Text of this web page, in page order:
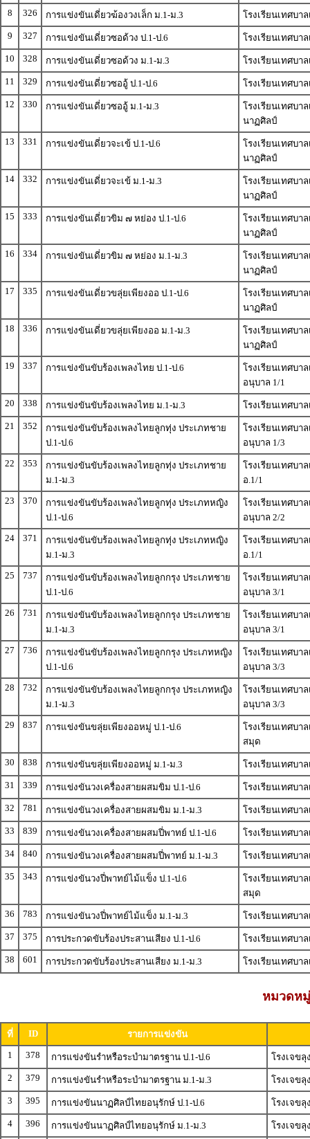
8 326 การแข่งขันเดี่ยวฆ้องวงเล็ก ม.1-ม.3
โรงเรียนเทศบา
9
327 การแข่งขันเดี่ยวซอด้วง ป.1-ป.6
โรงเรียนเทศบา
10
328 การแข่งขันเดี่ยวซอด้วง ม.1-ม.3
โรงเรียนเทศบา
11
329 การแข่งขันเดี่ยวซออู้ ป.1-ป.6
โรงเรียนเทศบา
12
330 การแข่งขันเดี่ยวซออู้ ม.1-ม.3
โรงเรียนเทศบา
นาฏศิลป์
13
331 การแข่งขันเดี่ยวจะเข้ ป.1-ป.6
โรงเรียนเทศบา
นาฏศิลป์
14
332 การแข่งขันเดี่ยวจะเข้ ม.1-ม.3
โรงเรียนเทศบา
นาฏศิลป์
15
333 การแข่งขันเดี่ยวขิม ๗ หย่อง ป.1-ป.6
โรงเรียนเทศบา
นาฏศิลป์
16
334 การแข่งขันเดี่ยวขิม ๗ หย่อง ม.1-ม.3
โรงเรียนเทศบา
นาฏศิลป์
17
335 การแข่งขันเดี่ยวขลุ่ยเพียงออ ป.1-ป.6
โรงเรียนเทศบา
นาฏศิลป์
18
336 การแข่งขันเดี่ยวขลุ่ยเพียงออ ม.1-ม.3
โรงเรียนเทศบา
นาฏศิลป์
19
337 การแข่งขันขับร้องเพลงไทย ป.1-ป.6
โรงเรียนเทศบา
อนุบาล 1/1
20
338 การแข่งขันขับร้องเพลงไทย ม.1-ม.3
โรงเรียนเทศบา
21
352
การแข่งขันขับร้องเพลงไทยลูกทุ่ง ประเภทชาย
ป.1-ป.6
โรงเรียนเทศบา
อนุบาล 1/3
22
353
การแข่งขันขับร้องเพลงไทยลูกทุ่ง ประเภทชาย
ม.1-ม.3
โรงเรียนเทศบา
อ.1/1
23
370
การแข่งขันขับร้องเพลงไทยลูกทุ่ง ประเภทหญิง
ป.1-ป.6
โรงเรียนเทศบา
อนุบาล 2/2
24
371
การแข่งขันขับร้องเพลงไทยลูกทุ่ง ประเภทหญิง
ม.1-ม.3
โรงเรียนเทศบา
อ.1/1
25
737
การแข่งขันขับร้องเพลงไทยลูกกรุง ประเภทชาย
ป.1-ป.6
โรงเรียนเทศบา
อนุบาล 3/1
26
731
การแข่งขันขับร้องเพลงไทยลูกกรุง ประเภทชาย
ม.1-ม.3
โรงเรียนเทศบา
อนุบาล 3/1
27
736
การแข่งขันขับร้องเพลงไทยลูกกรุง ประเภทหญิง
ป.1-ป.6
โรงเรียนเทศบา
อนุบาล 3/3
28
732
การแข่งขันขับร้องเพลงไทยลูกกรุง ประเภทหญิง
ม.1-ม.3
โรงเรียนเทศบา
อนุบาล 3/3
29
837 การแข่งขันขลุ่ยเพียงออหมู่ ป.1-ป.6
โรงเรียนเทศบา
สมุด
30
838 การแข่งขันขลุ่ยเพียงออหมู่ ม.1-ม.3
โรงเรียนเทศบา
31
339 การแข่งขันวงเครื่องสายผสมขิม ป.1-ป.6
โรงเรียนเทศบา
32
781 การแข่งขันวงเครื่องสายผสมขิม ม.1-ม.3
โรงเรียนเทศบา
33
839 การแข่งขันวงเครื่องสายผสมปี่พาทย์ ป.1-ป.6
โรงเรียนเทศบา
34
840 การแข่งขันวงเครื่องสายผสมปี่พาทย์ ม.1-ม.3
โรงเรียนเทศบา
35
343 การแข่งขันวงปี่พาทย์ไม้แข็ง ป.1-ป.6
โรงเรียนเทศบา
สมุด
36
783 การแข่งขันวงปี่พาทย์ไม้แข็ง ม.1-ม.3
โรงเรียนเทศบา
37
375 การประกวดขับร้องประสานเสียง ป.1-ป.6
โรงเรียนเทศบา
38
601 การประกวดขับร้องประสานเสียง ม.1-ม.3 โรงเรียนเทศบา
หมวดห
ที่ ID
รายการแข่งขัน
1
378 การแข่งขันรำหรือระบำมาตรฐาน ป.1-ป.6
โรงเจขลุ
2
379 การแข่งขันรำหรือระบำมาตรฐาน ม.1-ม.3
โรงเจขลุ
3
395 การแข่งขันนาฏศิลป์ไทยอนุรักษ์ ป.1-ป.6
โรงเจขลุ
4
396 การแข่งขันนาฏศิลป์ไทยอนุรักษ์ ม.1-ม.3
โรงเจขลุ